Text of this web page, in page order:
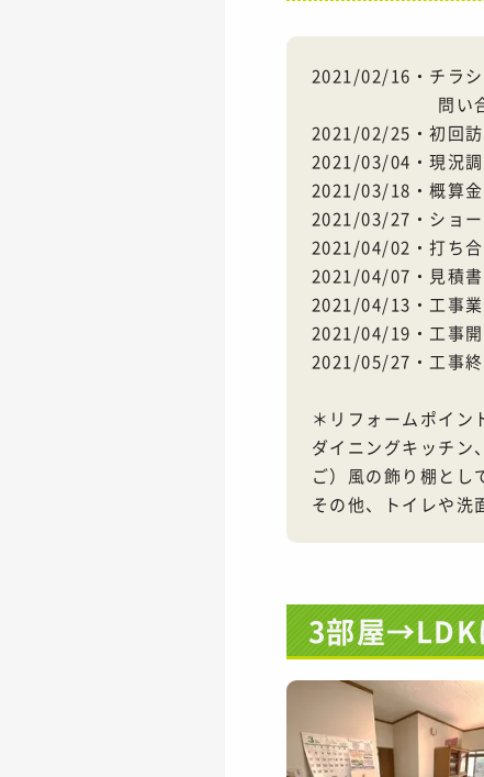
2021/02/16・チラ
問い合
2021/02/25・初回
2021/03/04・現況
2021/03/18・概算
2021/03/27・ショー
2021/04/02・打ち
2021/04/07・見積
2021/04/13・工事
2021/04/19・工事
2021/05/27・工事終
＊リフォームポイン
ダイニングキッチン
ご）風の飾り棚とし
その他、トイレや洗
3部屋→LDK